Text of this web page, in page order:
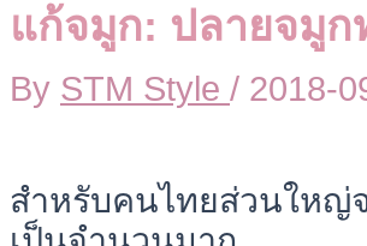
แก้จมูก: ปลายจมูก
By STM Style / 2018-
สำหรับคนไทยส่วนใหญ่